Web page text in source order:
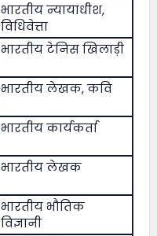
भारतीय न्यायाधीश,
विधिवेत्ता
भारतीय टेनिस खिलाड़ी
भारतीय लेखक, कवि
भारतीय कार्यकर्ता
भारतीय लेखक
भारतीय भौतिक
विज्ञानी